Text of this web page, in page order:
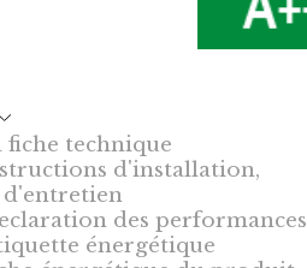
MO
fiche technique
d'installation,
des performances
énergétique